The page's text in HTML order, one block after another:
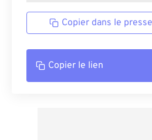
Copier dans le
Copier le lien